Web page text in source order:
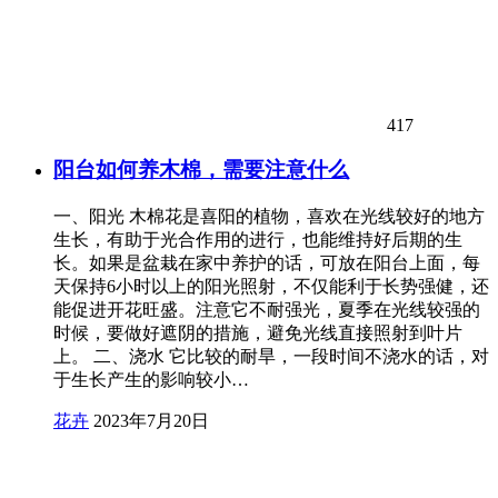
417
阳台如何养木棉，需要注意什么
一、阳光 木棉花是喜阳的植物，喜欢在光线较好的地方
生长，有助于光合作用的进行，也能维持好后期的生
长。如果是盆栽在家中养护的话，可放在阳台上面，每
天保持6小时以上的阳光照射，不仅能利于长势强健，还
能促进开花旺盛。注意它不耐强光，夏季在光线较强的
时候，要做好遮阴的措施，避免光线直接照射到叶片
上。 二、浇水 它比较的耐旱，一段时间不浇水的话，对
于生长产生的影响较小…
花卉 2023年7月20日